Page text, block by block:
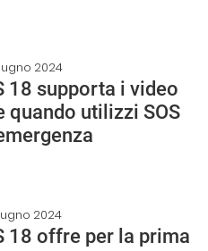
2024
18 supporta i video
quando utilizzi SOS
2024
18 offre per la prima